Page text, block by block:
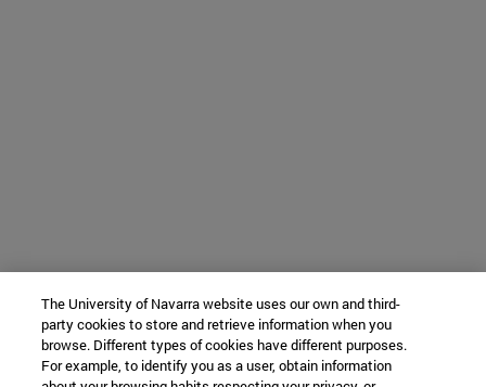
The University of Navarra website uses our own and third-
party cookies to store and retrieve information when you
browse. Different types of cookies have different purposes.
For example, to identify you as a user, obtain information